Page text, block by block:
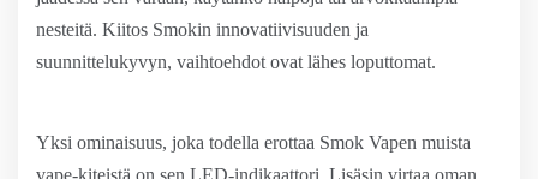
nesteitä. Kiitos Smokin innovatiivisuuden ja
suunnittelukyvyn, vaihtoehdot ovat lähes loputtomat.
Yksi ominaisuus, joka todella erottaa Smok Vapen muista
vape-kiteistä on sen LED-indikaattori. Lisäsin virtaa oman